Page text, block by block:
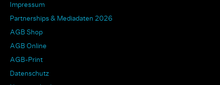
Impressum
Partnerships & Mediadaten 2026
AGB Shop
AGB Online
AGB-Print
Datenschutz